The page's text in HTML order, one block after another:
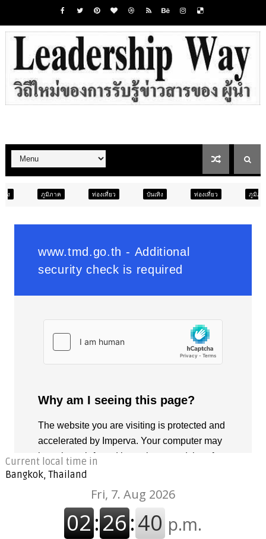
ท่องเที่ยว บันเทิง ท่องเที่ยว ภูมิภาค
Current local time in
Bangkok, Thailand